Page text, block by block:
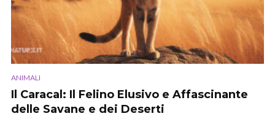
ANIMALI
Il Caracal: Il Felino Elusivo e Affascinante
delle Savane e dei Deserti